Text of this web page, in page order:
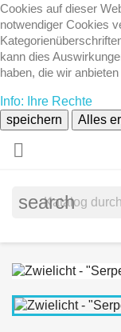
Cookies auf dieser
notwendiger Cookies
kann dies
haben, die wir
Info: Ihre Rechte
speichern
Alles

search